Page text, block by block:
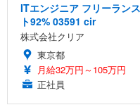
ITエンジニア フリーラン
ト92% 03591 cir
株式会社クリア
東京都
月給32万円～105万円
正社員